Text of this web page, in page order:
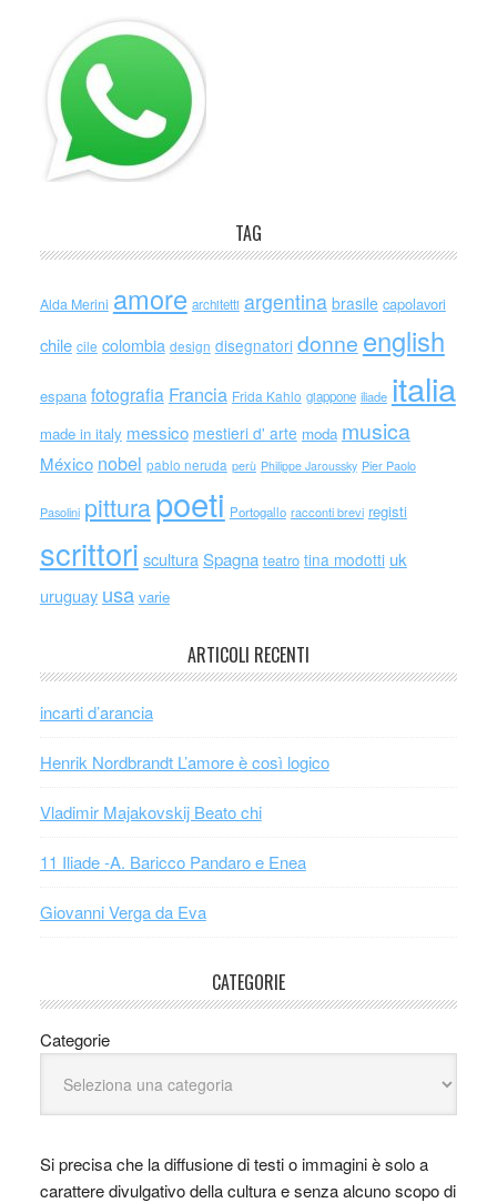
TAG
Alda Merini amore architetti argentina brasile capolavori
chile cile colombia design disegnatori donne english
espana fotografia Francia Frida Kahlo giappone iliade italia
made in italy messico mestieri d' arte moda musica
México nobel pablo neruda perù Philippe Jaroussky Pier Paolo
Pasolini pitturapoeti Portogallo racconti brevi registi
scrittori scultura Spagna teatro tina modotti uk
uruguay usa varie
ARTICOLI RECENTI
incarti d’arancia
Henrik Nordbrandt L’amore è così logico
Vladimir Majakovskij Beato chi
11 Iliade -A. Baricco Pandaro e Enea
Giovanni Verga da Eva
CATEGORIE
Categorie
Si precisa che la diffusione di testi o immagini è solo a
carattere divulgativo della cultura e senza alcuno scopo di